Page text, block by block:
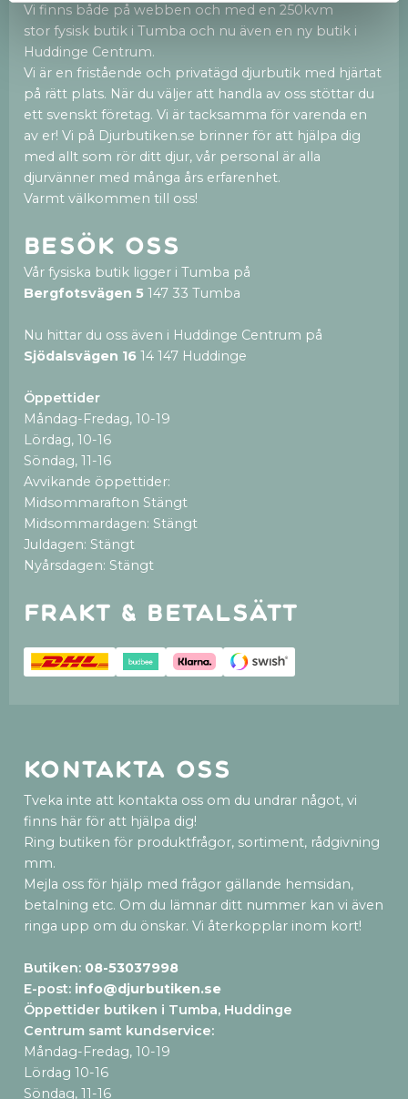
Vi finns både på webben och med en 250kvm
stor fysisk butik i Tumba och nu även en ny butik i
Huddinge Centrum.
Vi är en fristående och privatägd djurbutik med hjärtat
på rätt plats. När du väljer att handla av oss stöttar du
ett svenskt företag. Vi är tacksamma för varenda en
av er! Vi på Djurbutiken.se brinner för att hjälpa dig
med allt som rör ditt djur, vår personal är alla
djurvänner med många års erfarenhet.
Varmt välkommen till oss!
Besök oss
Vår fysiska butik ligger i Tumba på
Bergfotsvägen 5 147 33 Tumba
Nu hittar du oss även i Huddinge Centrum på
Sjödalsvägen 16 14 147 Huddinge
Öppettider
Måndag-Fredag, 10-19
Lördag, 10-16
Söndag, 11-16
Avvikande öppettider:
Midsommarafton Stängt
Midsommardagen: Stängt
Juldagen: Stängt
Nyårsdagen: Stängt
Frakt & betalsätt
Kontakta oss
Tveka inte att kontakta oss om du undrar något, vi
finns här för att hjälpa dig!
Ring butiken för produktfrågor, sortiment, rådgivning
mm.
Mejla oss för hjälp med frågor gällande hemsidan,
betalning etc. Om du lämnar ditt nummer kan vi även
ringa upp om du önskar. Vi återkopplar inom kort!
Butiken: 08-53037998
E-post: info@djurbutiken.se
Öppettider butiken i Tumba, Huddinge
Centrum samt kundservice:
Måndag-Fredag, 10-19
Lördag 10-16
Söndag, 11-16